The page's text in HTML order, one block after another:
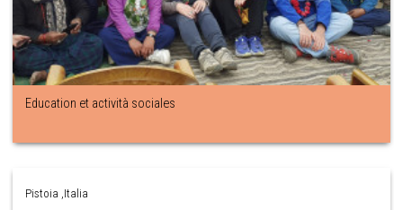
Education et actività sociales
Pistoia ,Italia